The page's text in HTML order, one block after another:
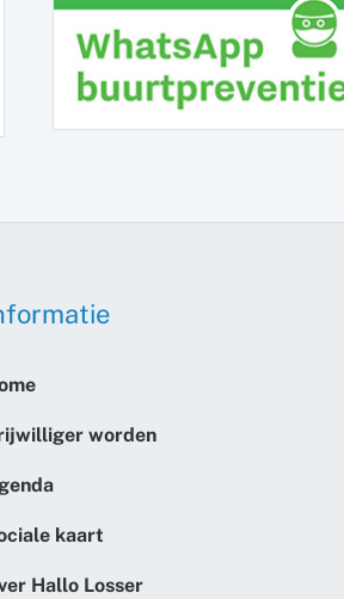
worden
kaart
Hallo Losser